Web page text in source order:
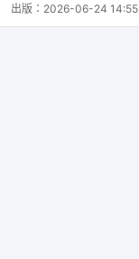
出版： 2026-06-24 14:55